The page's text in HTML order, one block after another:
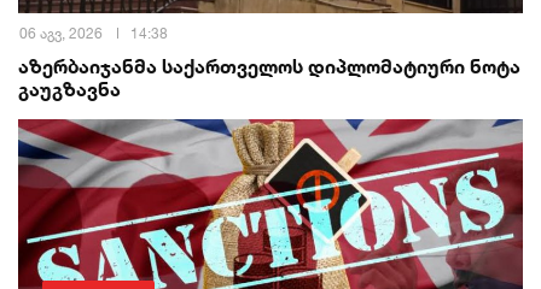
06 აგვ, 2026 14:38
აზერბაიჯანმა საქართველოს დიპლომატიური ნოტა
გაუგზავნა